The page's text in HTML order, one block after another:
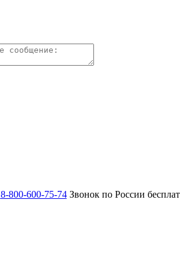
8-800-600-75-74Звонок по России